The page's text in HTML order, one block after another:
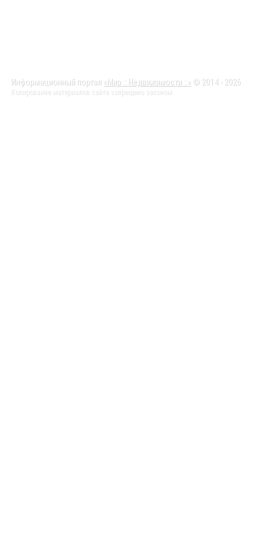
Информационный портал «Мир :: Недвижимости ::» © 2014 - 2026
Копирование материалов сайта запрещено законом.